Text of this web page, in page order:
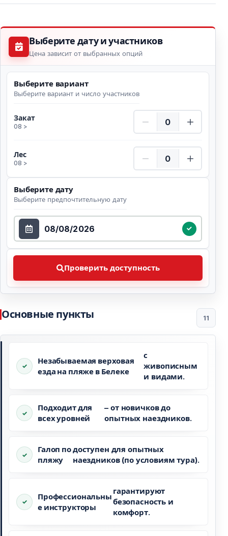
Выберите дату и участников
Цена зависит от выбранных опций
Выберите вариант
Выберите вариант и число участников
Закат
08 >
Закат Количество
Лес
08 >
Лес Количество
Выберите дату
Выберите предпочтительную дату
Выберите дату
Проверить доступность
Проверить доступность Выберите
Основные пункты 11
Незабываемая верховая
езда на пляже в Белеке
с
живописным
и видами.
Подходит для
всех уровней
– от новичков до
опытных наездников.
Галоп по
пляжу
доступен для опытных
наездников (по условиям тура).
Профессиональны
е инструкторы
гарантируют
безопасность и
комфорт.